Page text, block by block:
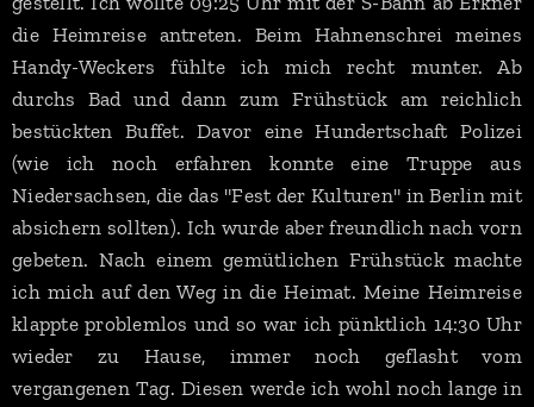
die Heimreise antreten. Beim Hahnenschrei meines
Handy-Weckers fühlte ich mich recht munter. Ab
durchs Bad und dann zum Frühstück am reichlich
bestückten Buffet. Davor eine Hundertschaft Polizei
(wie ich noch erfahren konnte eine Truppe aus
Niedersachsen, die das "Fest der Kulturen" in Berlin mit
absichern sollten). Ich wurde aber freundlich nach vorn
gebeten. Nach einem gemütlichen Frühstück machte
ich mich auf den Weg in die Heimat. Meine Heimreise
klappte problemlos und so war ich pünktlich 14:30 Uhr
wieder zu Hause, immer noch geflasht vom
vergangenen Tag. Diesen werde ich wohl noch lange in